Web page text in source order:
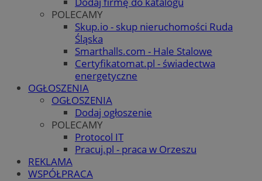
POLECAMY
Skup.io - skup nieruchomości Ruda
Śląska
Smarthalls.com - Hale Stalowe
Certyfikatomat.pl - świadectwa
energetyczne
OGŁOSZENIA
OGŁOSZENIA
Dodaj ogłoszenie
POLECAMY
Protocol IT
Pracuj.pl - praca w Orzeszu
REKLAMA
WSPÓŁPRACA